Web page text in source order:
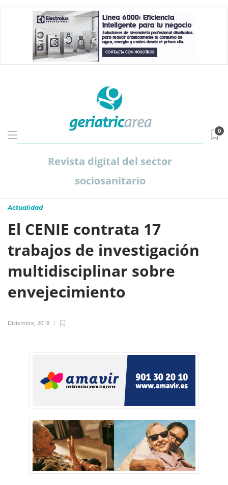
Revista digital del sector
sociosanitario
0
Actualidad
El CENIE contrata 17
trabajos de investigación
multidisciplinar sobre
envejecimiento
Diciembre, 2018